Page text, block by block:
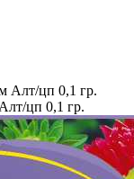
Алт/цп 0,1 гр.
цп 0,1 гр.